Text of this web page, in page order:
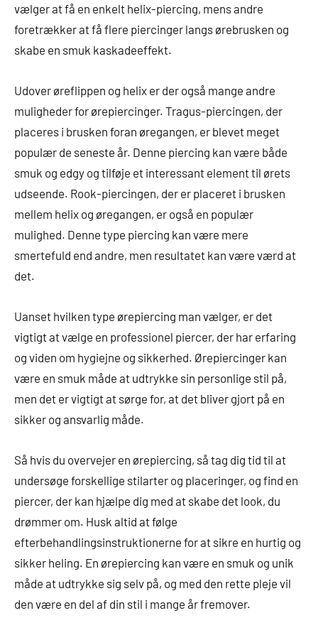
vælger at få en enkelt helix-piercing, mens andre
foretrækker at få flere piercinger langs ørebrusken og
skabe en smuk kaskadeeffekt.
Udover øreflippen og helix er der også mange andre
muligheder for ørepiercinger. Tragus-piercingen, der
placeres i brusken foran øregangen, er blevet meget
populær de seneste år. Denne piercing kan være både
smuk og edgy og tilføje et interessant element til ørets
udseende. Rook-piercingen, der er placeret i brusken
mellem helix og øregangen, er også en populær
mulighed. Denne type piercing kan være mere
smertefuld end andre, men resultatet kan være værd at
det.
Uanset hvilken type ørepiercing man vælger, er det
vigtigt at vælge en professionel piercer, der har erfaring
og viden om hygiejne og sikkerhed. Ørepiercinger kan
være en smuk måde at udtrykke sin personlige stil på,
men det er vigtigt at sørge for, at det bliver gjort på en
sikker og ansvarlig måde.
Så hvis du overvejer en ørepiercing, så tag dig tid til at
undersøge forskellige stilarter og placeringer, og find en
piercer, der kan hjælpe dig med at skabe det look, du
drømmer om. Husk altid at følge
efterbehandlingsinstruktionerne for at sikre en hurtig og
sikker heling. En ørepiercing kan være en smuk og unik
måde at udtrykke sig selv på, og med den rette pleje vil
den være en del af din stil i mange år fremover.